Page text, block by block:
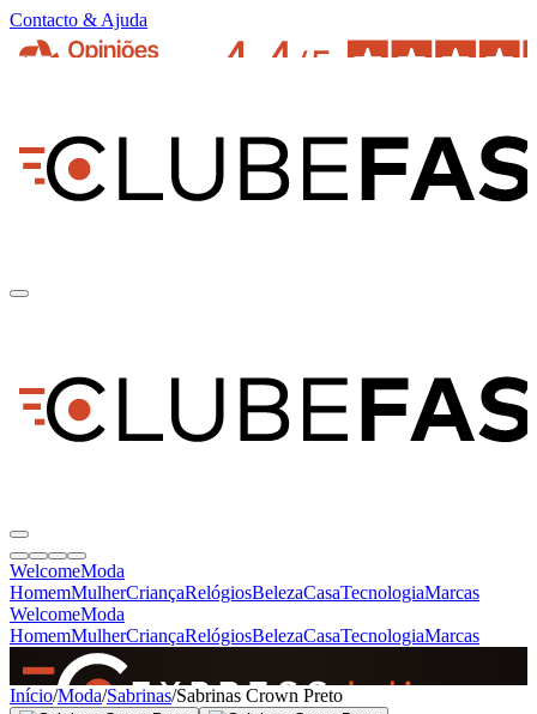
Contacto & Ajuda
WelcomeModa
HomemMulherCriançaRelógiosBelezaCasaTecnologiaMarcas
WelcomeModa
HomemMulherCriançaRelógiosBelezaCasaTecnologiaMarcas
SINCE 2005
Início/Moda/Sabrinas/Sabrinas Crown Preto